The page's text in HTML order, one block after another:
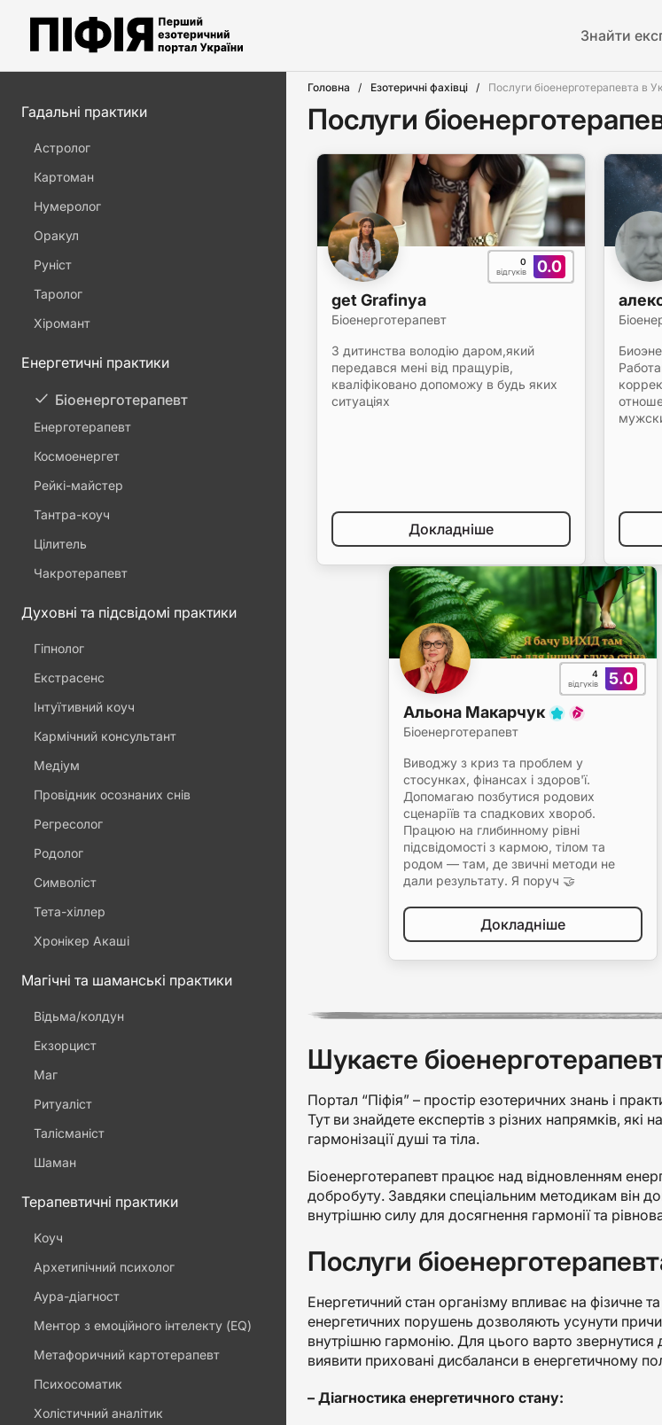
Знайти
Головна Езотеричні фахівці Послуги біоенерготерапевта в
Послуги
0.0
0
відгуків
get Grafinya
Біоенерготерапевт
З дитинства володію даром,який
передався мені від пращурів,
кваліфіковано допоможу в будь яких
ситуаціях
Докладніше
5.0
4
відгуків
Альона Макарчук
Біоенерготерапевт
Виводжу з криз та проблем у
стосунках, фінансах і здоров'ї.
Допомагаю позбутися родових
сценаріїв та спадкових хвороб.
Працюю на глибинному рівні
підсвідомості з кармою, тілом та
родом — там, де звичні методи не
дали результату. Я поруч 🤝
Докладніше
Шукаєте
Портал “Піфія” – простір езотеричних знань і
Тут ви знайдете експертів з різних напрямків,
гармонізації душі та тіла.
Біоенерготерапевт працює над відновленням
добробуту. Завдяки спеціальним методикам він
внутрішню силу для досягнення гармонії та
Послуги
Енергетичний стан організму впливає на фізичне
енергетичних порушень дозволяють усунути
внутрішню гармонію. Для цього варто звернутися
виявити приховані дисбаланси в енергетичному
– Діагностика енергетичного стану:
Гадальні практики
Астролог
Картоман
Нумеролог
Оракул
Руніст
Таролог
Хіромант
Енергетичні практики
Біоенерготерапевт
Енерготерапевт
Космоенергет
Рейкі-майстер
Тантра-коуч
Цілитель
Чакротерапевт
Духовні та підсвідомі практики
Гіпнолог
Екстрасенс
Інтуїтивний коуч
Кармічний консультант
Медіум
Провідник осознаних снів
Регресолог
Родолог
Символіст
Тета-хіллер
Хронікер Акаші
Магічні та шаманські практики
Відьма/колдун
Екзорцист
Маг
Ритуаліст
Талісманіст
Шаман
Терапевтичні практики
Kоуч
Архетипічний психолог
Аура-діагност
Ментор з емоційного інтелекту (EQ)
Метафоричний картотерапевт
Психосоматик
Холістичний аналітик